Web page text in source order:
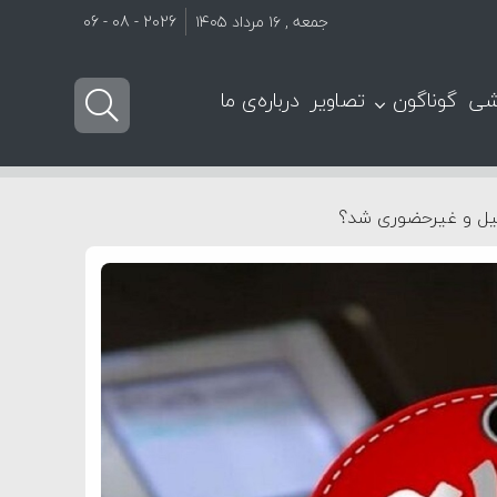
جمعه , ۱۶ مرداد ۱۴۰۵ 2026 - 08 - 06
گوناگون تصاویر درباره‌ی ما